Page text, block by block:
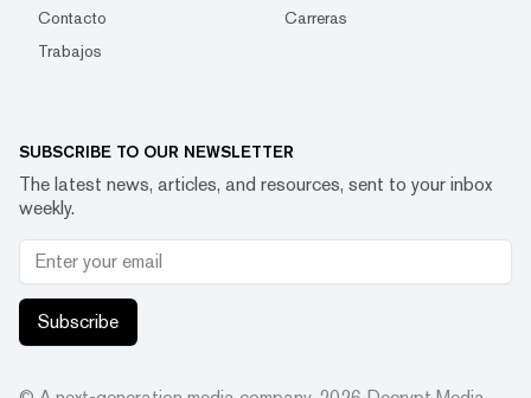
Contacto
Carreras
Trabajos
SUBSCRIBE TO OUR NEWSLETTER
The latest news, articles, and resources, sent to your inbox
weekly.
Subscribe